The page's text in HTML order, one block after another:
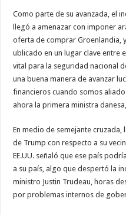
Como parte de su avanzada, el
llegó a amenazar con imponer
oferta de comprar Groenlandia,
ublicado en un lugar clave entre
vital para la seguridad nacional
una buena manera de avanzar
financieros cuando somos
ahora la primera ministra
En medio de semejante
de Trump con respecto a su
EE.UU. señaló que ese país
a su país, algo que despertó la
ministro Justin Trudeau, horas
por problemas internos de